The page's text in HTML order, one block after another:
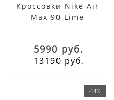
Кроссовки Nike Air
Max 90 Lime
5990 руб.
13190 руб.
-14%